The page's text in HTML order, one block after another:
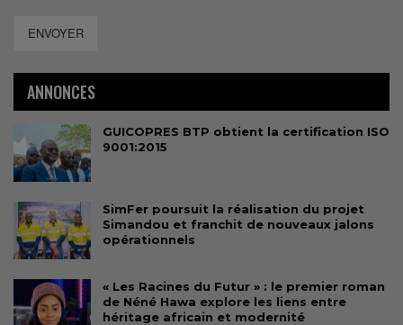
ENVOYER
ANNONCES
GUICOPRES BTP obtient la certification ISO
9001:2015
SimFer poursuit la réalisation du projet
Simandou et franchit de nouveaux jalons
opérationnels
« Les Racines du Futur » : le premier roman
de Néné Hawa explore les liens entre
héritage africain et modernité